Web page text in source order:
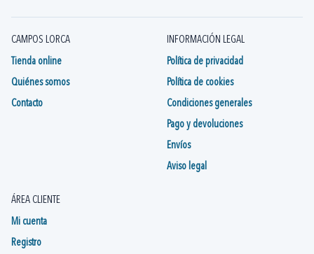
CAMPOS LORCA
Tienda online
Quiénes somos
Contacto
INFORMACIÓN LEGAL
Política de privacidad
Política de cookies
Condiciones generales
Pago y devoluciones
Envíos
Aviso legal
ÁREA CLIENTE
Mi cuenta
Registro